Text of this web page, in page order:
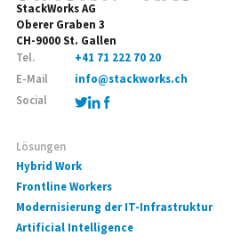
StackWorks AG
Oberer Graben 3
CH-9000 St. Gallen
Tel.
+41 71 222 70 20
E-Mail
info@stackworks.ch
Social
Lösungen
Hybrid Work
Frontline Workers
Modernisierung der IT-Infrastruktur
Artificial Intelligence